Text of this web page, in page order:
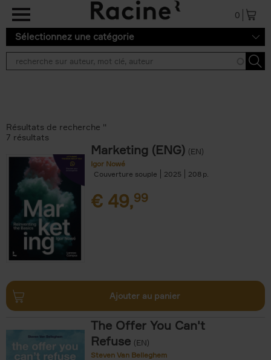
Aller au contenu principal
0
Sélectionnez une catégorie
Résultats de recherche ''
7 résultats
Marketing (ENG) (EN)
Igor Nowé
Couverture souple
2025 208
€ 49,99
Ajouter au panier
The Offer You Can't
Refuse (EN)
Steven Van Belleghem